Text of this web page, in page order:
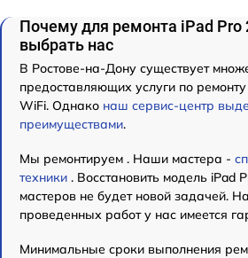
Почему для ремонта iPad Pro
выбрать нас
В Ростове-на-Дону существует
предоставляющих услуги по
WiFi. Однако наш сервис-центр
преимуществами.
Мы ремонтируем . Наши мастера -
техники . Восстановить модель iPad
мастеров не будет новой задачей.
проведенных работ у нас имеется
Минимальные сроки выполнения